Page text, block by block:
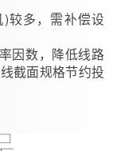
较多，需补偿设
因数，降低线路
截面规格节约投